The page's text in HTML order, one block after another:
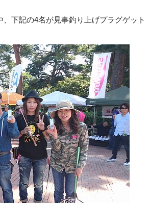
下記の4名が見事釣り上げプラグゲット